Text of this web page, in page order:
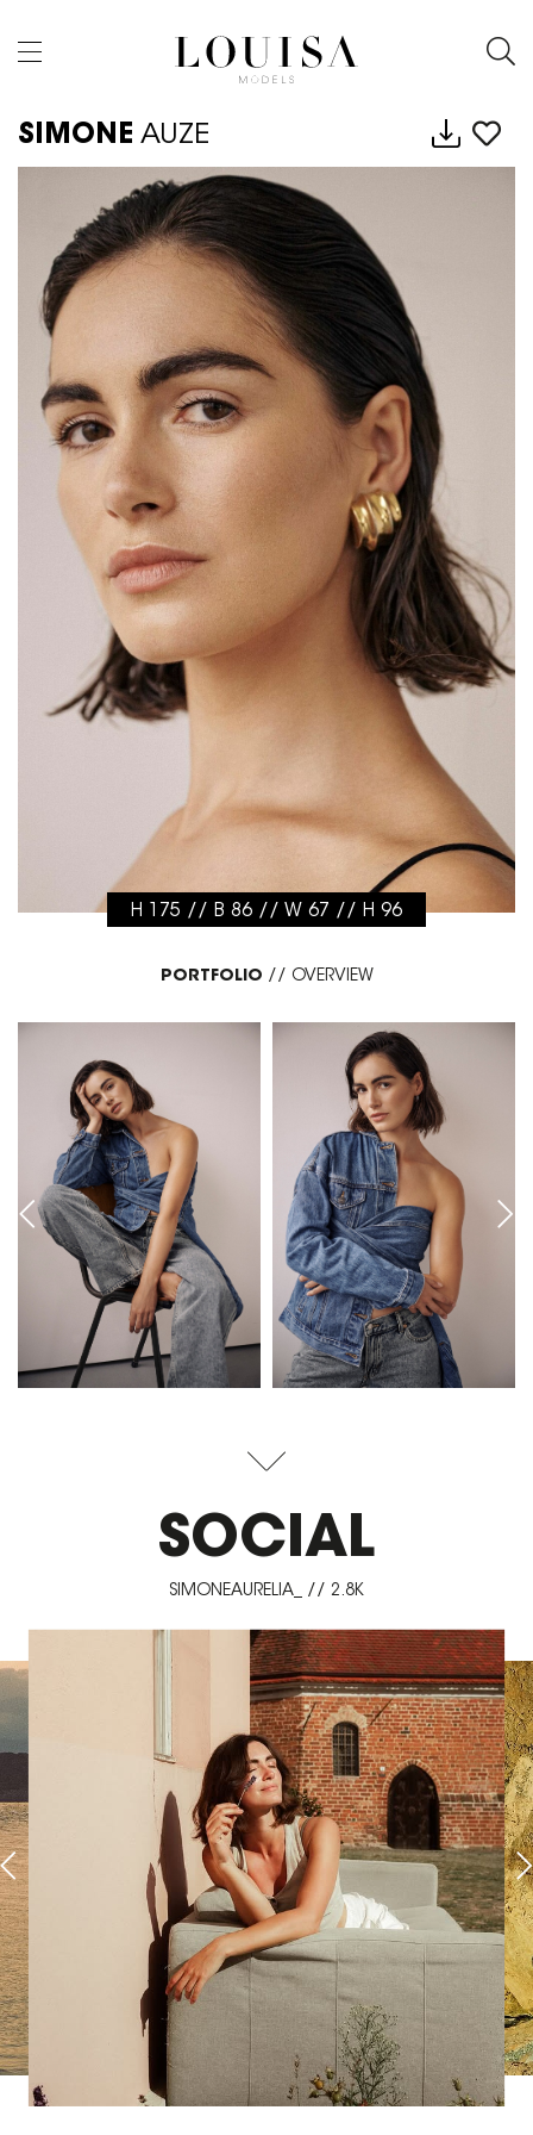
SIMONE AUZE
H 175 // B 86 // W 67 // H 96
PORTFOLIO // OVERVIEW
SOCIAL
SIMONEAURELIA_ // 2.8K